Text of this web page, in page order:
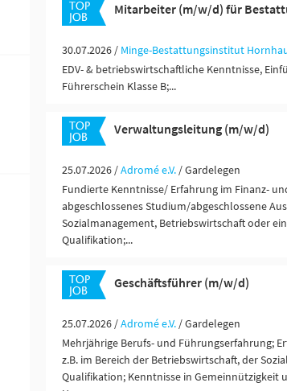
Mitarbeiter (m/w/d) für
30.07.2026 / Minge-Bestattungsinstitut
EDV- & betriebswirtschaftliche Kenntnisse,
Führerschein Klasse B;...
Verwaltungsleitung (m/w/d)
25.07.2026 /Adromé e.V. / Gardelegen
Fundierte Kenntnisse/ Erfahrung im Finanz-
abgeschlossenes Studium/abgeschlossene
Sozialmanagement, Betriebswirtschaft oder
Qualifikation;...
Geschäftsführer (m/w/d)
25.07.2026 /Adromé e.V. / Gardelegen
Mehrjährige Berufs- und Führungserfahrung;
z.B. im Bereich der Betriebswirtschaft, der
Qualifikation; Kenntnisse in Gemeinnützigkeit